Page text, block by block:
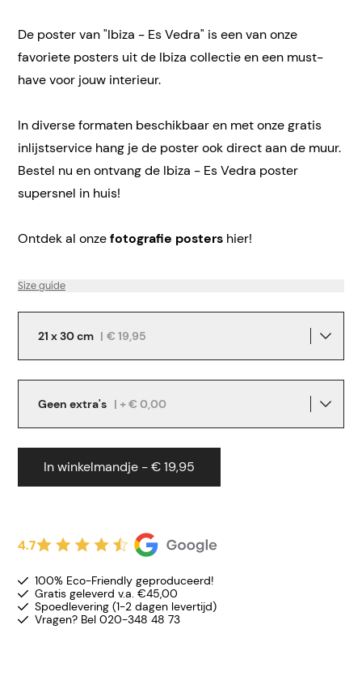
De poster van "Ibiza - Es Vedra" is een van onze
favoriete posters uit de Ibiza collectie en een must-
have voor jouw interieur.
In diverse formaten beschikbaar en met onze gratis
inlijstservice hang je de poster ook direct aan de muur.
Bestel nu en ontvang de Ibiza - Es Vedra poster
supersnel in huis!
Ontdek al onzefotografie posters hier!
Size guide
21 x 30 cm | € 19,95
Geen extra's | + € 0,00
In winkelmandje - € 19,95
4.7
100% Eco-Friendly geproduceerd!
Gratis geleverd v.a. €45,00
Spoedlevering (1-2 dagen levertijd)
Vragen? Bel 020-348 48 73